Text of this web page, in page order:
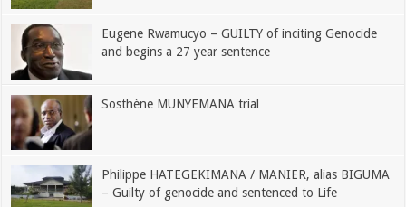
Eugene Rwamucyo – GUILTY of inciting Genocide
and begins a 27 year sentence
Sosthène MUNYEMANA trial
Philippe HATEGEKIMANA / MANIER, alias BIGUMA
– Guilty of genocide and sentenced to Life